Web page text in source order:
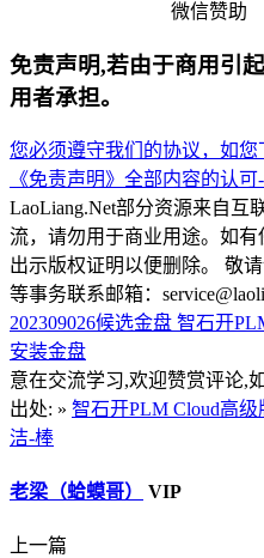
微信赞助
免责声明,若由于商用引
用者承担。
您必须遵守我们的协议，如
《免责声明》全部内容的认可
LaoLiang.Net部分资源来自互
流，请勿用于商业用途。如
出示版权证明以便删除。 敬
等事务联系邮箱：
202309026候选金盘 智石开
安装金盘
意在交流学习,欢迎赞赏评论,
出处: » 智石开PLM Cloud高级
洁-棒
老梁（蛤蟆哥） VIP
上一篇